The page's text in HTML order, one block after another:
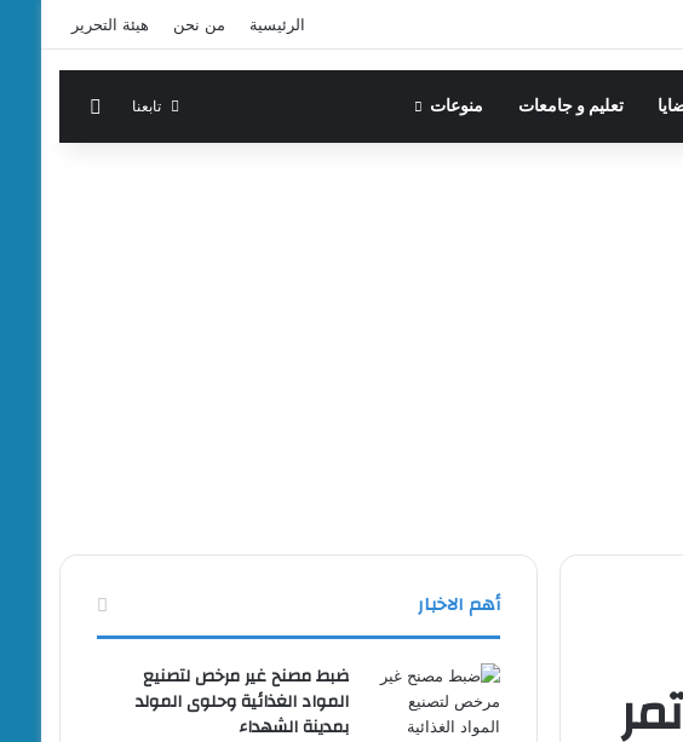
الرئيسية من نحن هيئة التحرير
تعليم و جامعات منوعات تابعنا
أهم الاخبار
ضبط مصنح غير مرخص لتصنيع
المواد الغذائية وحلوى المولد
بمدينة الشهداء